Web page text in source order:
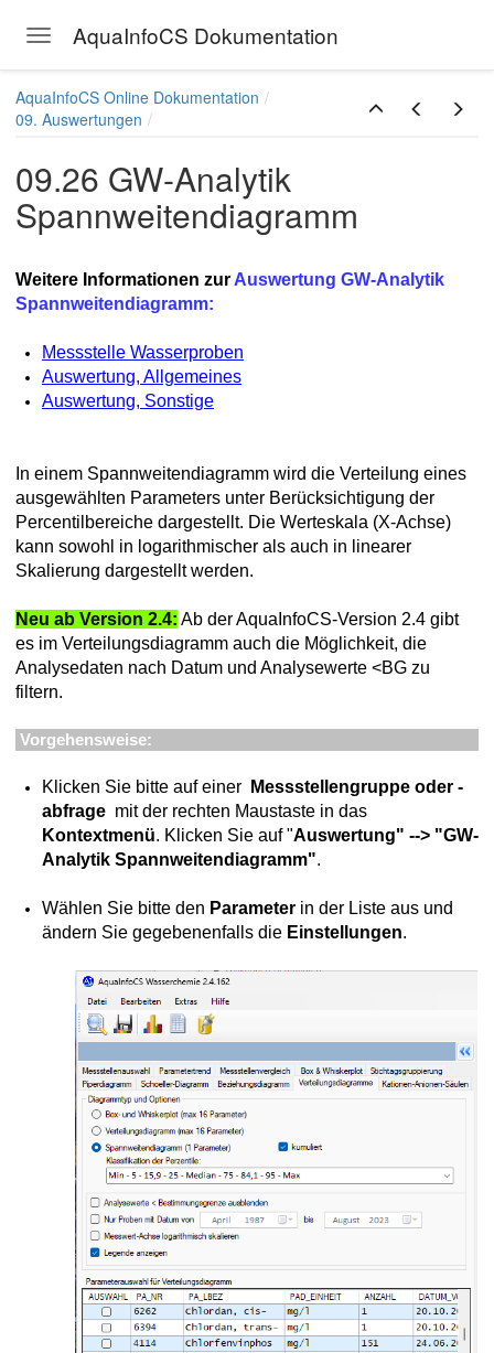
Toggle navigation
AquaInfoCS Dokumentation
anzeigen
Earth darstellen
(Gate-Auswertung)
(Gate-Auswertung)
AquaInfoCS Online Dokumentation
09. Auswertungen
09.26 GW-Analytik
Spannweitendiagramm
Weitere Informationen zur Auswertung GW-Analytik
Spannweitendiagramm:
Messstelle Wasserproben
Auswertung, Allgemeines
Auswertung, Sonstige
In einem Spannweitendiagramm wird die Verteilung eines
ausgewählten Parameters unter Berücksichtigung der
Percentilbereiche dargestellt. Die Werteskala (X-Achse)
kann sowohl in logarithmischer als auch in linearer
Skalierung dargestellt werden.
Neu ab Version 2.4: Ab der AquaInfoCS-Version 2.4 gibt
es im Verteilungsdiagramm auch die Möglichkeit, die
Analysedaten nach Datum und Analysewerte <BG zu
filtern.
Vorgehensweise:
Klicken Sie bitte auf einer
Messstellengruppe oder -
abfrage mit der rechten Maustaste in das
Kontextmenü. Klicken Sie auf "Auswertung" --> "GW-
Analytik Spannweitendiagramm".
Wählen Sie bitte den Parameter in der Liste aus und
ändern Sie gegebenenfalls die Einstellungen.